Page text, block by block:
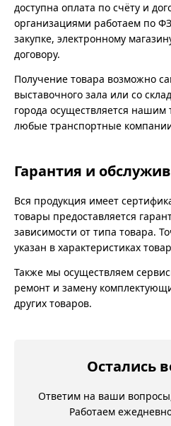
доступна оплата по счёту и
организациями работаем по
закупке, электронному
договору.
Получение товара возможно
выставочного зала или со
города осуществляется
любые транспортные
Гарантия и
Вся продукция имеет
товары предоставляется
зависимости от типа товара.
указан в характеристиках
Также мы осуществляем
ремонт и замену
других товаров.
Остались
Ответим на ваши
Работаем